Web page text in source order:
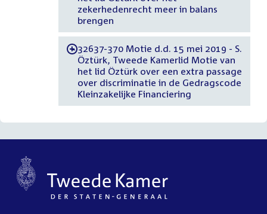
zekerhedenrecht meer in balans
brengen
-32637-370 Motie d.d. 15 mei 2019 - S.
Öztürk, Tweede Kamerlid Motie van
het lid Öztürk over een extra passage
over discriminatie in de Gedragscode
Kleinzakelijke Financiering